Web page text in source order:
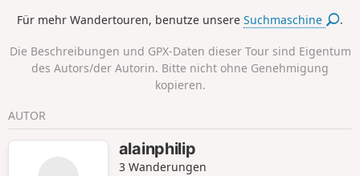
Für mehr Wandertouren, benutze unsereSuchmaschine .
Die Beschreibungen und GPX-Daten dieser Tour sind Eigentum
des Autors/der Autorin. Bitte nicht ohne Genehmigung
kopieren.
AUTOR
alainphilip
3 Wanderungen